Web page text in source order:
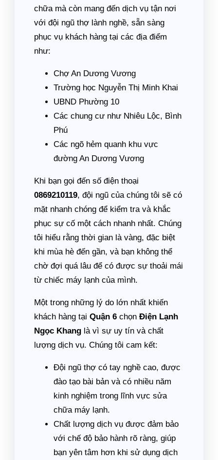
chữa mà còn mang đến dịch vụ tận nơi
với đội ngũ thợ lành nghề, sẵn sàng
phục vụ khách hàng tại các địa điểm
như:
Chợ An Dương Vương
Trường học Nguyễn Thị Minh Khai
UBND Phường 10
Các chung cư như Nhiêu Lộc, Bình
Phú
Các ngõ hẻm quanh khu vực
đường An Dương Vương
Khi bạn gọi đến số điện thoại
0869210119, đội ngũ của chúng tôi sẽ có
mặt nhanh chóng để kiểm tra và khắc
phục sự cố một cách nhanh nhất. Chúng
tôi hiểu rằng thời gian là vàng, đặc biệt
khi mùa hè đến gần, và bạn không thể
chờ đợi quá lâu để có được sự thoải mái
từ chiếc máy lạnh của mình.
Một trong những lý do lớn nhất khiến
khách hàng tại Quận 6 chọn Điện Lạnh
Ngọc Khang là vì sự uy tín và chất
lượng dịch vụ. Chúng tôi cam kết:
Đội ngũ thợ có tay nghề cao, được
đào tạo bài bản và có nhiều năm
kinh nghiệm trong lĩnh vực sửa
chữa máy lạnh.
Chất lượng dịch vụ được đảm bảo
với chế độ bảo hành rõ ràng, giúp
bạn yên tâm hơn khi sử dụng dịch